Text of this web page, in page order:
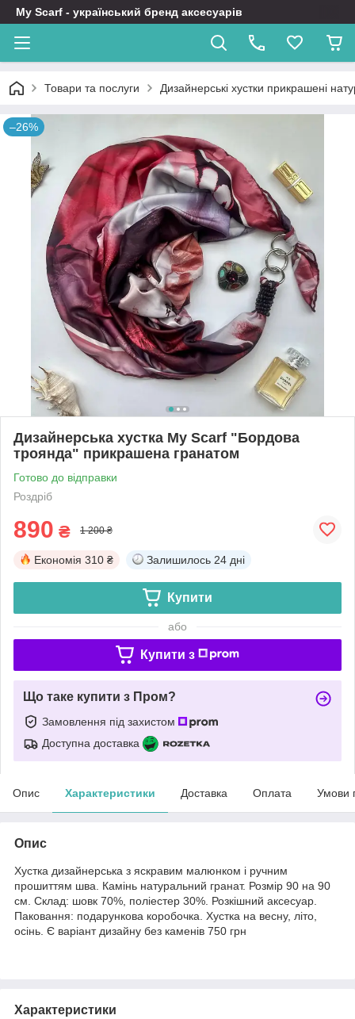
My Scarf - український бренд аксесуарів
Товари та послуги Дизайнерські хустки прикрашені
–26%
Дизайнерська хустка My Scarf "Бордова
троянда" прикрашена гранатом
Готово до відправки
Роздріб
890 ₴ 1 200 ₴
Економія 310 ₴ Залишилось 24 дні
Купити
або
Купити з
Що таке купити з Пром?
Замовлення під захистом
Доступна доставка
Опис Характеристики Доставка Оплата Умови
Опис
Хустка дизайнерська з яскравим малюнком і ручним
прошиттям шва. Камінь натуральний гранат. Розмір 90 на 90
см. Склад: шовк 70%, поліестер 30%. Розкішний аксесуар.
Паковання: подарункова коробочка. Хустка на весну, літо,
осінь. Є варіант дизайну без каменів 750 грн
Характеристики